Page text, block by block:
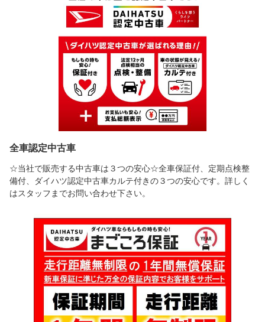
全車認定中古車
☆当社で販売する中古車は３つの安心☆全車保証付、定期点検整
備付、ダイハツ認定中古車カルテ付きの３つの安心です。詳しく
はスタッフまでお問い合わせ下さい。